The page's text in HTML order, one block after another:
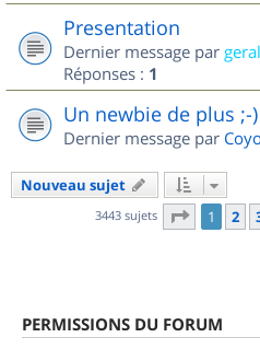
Presentation
Dernier message par
Réponses : 1
Un newbie de plus ;-)
Dernier message par
Nouveau sujet
3443 sujets Page 1
1 2
PERMISSIONS DU FORUM